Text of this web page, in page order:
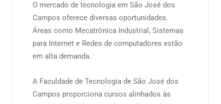
O mercado de tecnologia em São José dos
Campos oferece diversas oportunidades.
Áreas como Mecatrônica Industrial, Sistemas
para Internet e Redes de computadores estão
em alta demanda.
A Faculdade de Tecnologia de São José dos
Campos proporciona cursos alinhados às